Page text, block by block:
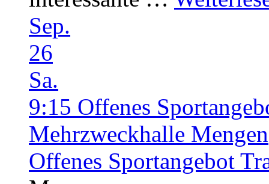
Sep.
26
Sa.
9:15 Offenes
Mehrzweckhalle Mengen
Offenes Sportangebot